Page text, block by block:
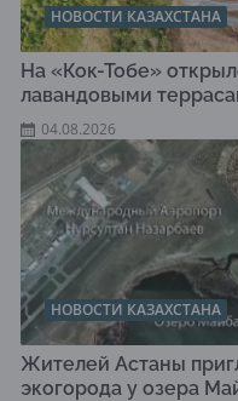
НОВОСТИ КАЗАХСТАНА
На «Кок-Тобе»
лавандовыми
04.08.2026
НОВОСТИ КАЗАХСТАНА
Жителей Астаны
экогорода у озера